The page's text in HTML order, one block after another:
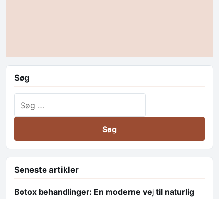
Søg
Seneste artikler
Botox behandlinger: En moderne vej til naturlig